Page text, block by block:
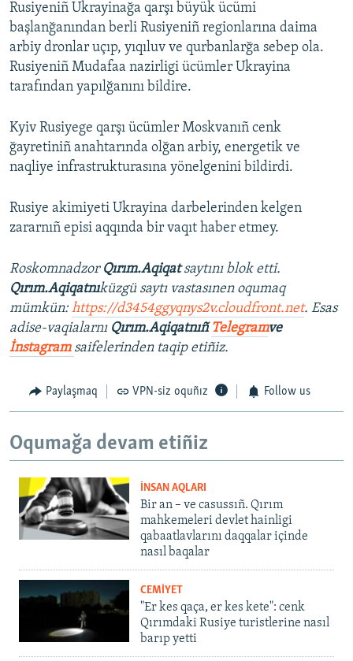
Rusiyeniñ Ukrayinağa qarşı büyük ücümi
başlanğanından berli Rusiyeniñ regionlarına daima
arbiy dronlar uçıp, yıqıluv ve qurbanlarğa sebep ola.
Rusiyeniñ Mudafaa nazirligi ücümler Ukrayina
tarafından yapılğanını bildire.
Kyiv Rusiyege qarşı ücümler Moskvanıñ cenk
ğayretiniñ anahtarında olğan arbiy, energetik ve
naqliye infrastrukturasına yönelgenini bildirdi.
Rusiye akimiyeti Ukrayina darbelerinden kelgen
zararnıñ episi aqqında bir vaqıt haber etmey.
Roskomnadzor Qırım.Aqiqatsaytını blok etti.
Qırım.Aqiqatnıküzgü saytı vastasınen oqumaq
mümkün:https://d3454ggyqnys2v.cloudfront.net. Esas
adise-vaqialarnı Qırım.Aqiqatnıñ Telegramve
İnstagram saifelerinden taqip etiñiz.
Paylaşmaq VPN-siz oquñız Follow us
Oqumağa devam etiñiz
İNSAN AQLARI
Bir an – ve casussıñ. Qırım
mahkemeleri devlet hainligi
qabaatlavlarını daqqalar içinde
nasıl baqalar
CEMİYET
"Er kes qaça, er kes kete": cenk
Qırımdaki Rusiye turistlerine nasıl
barıp yetti